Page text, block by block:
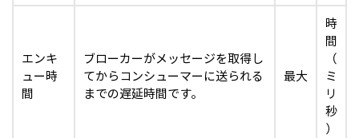
エンキ
ュー時
間
ブローカーがメッセージを取得し
てからコンシューマーに送られる
までの遅延時間です。
最大
時
間
（
ミ
リ
秒
）